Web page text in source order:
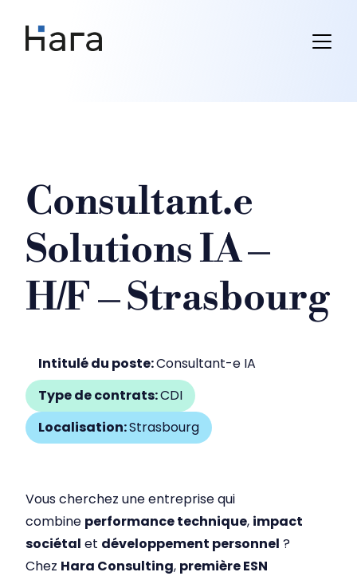
content
Consultant.e
Solutions IA –
H/F – Strasbourg
Intitulé du poste:Consultant-e IA
Type de contrats:CDI
Localisation:Strasbourg
Vous cherchez une entreprise qui
combine performance technique, impact
sociétal et développement personnel ?
Chez Hara Consulting, première ESN